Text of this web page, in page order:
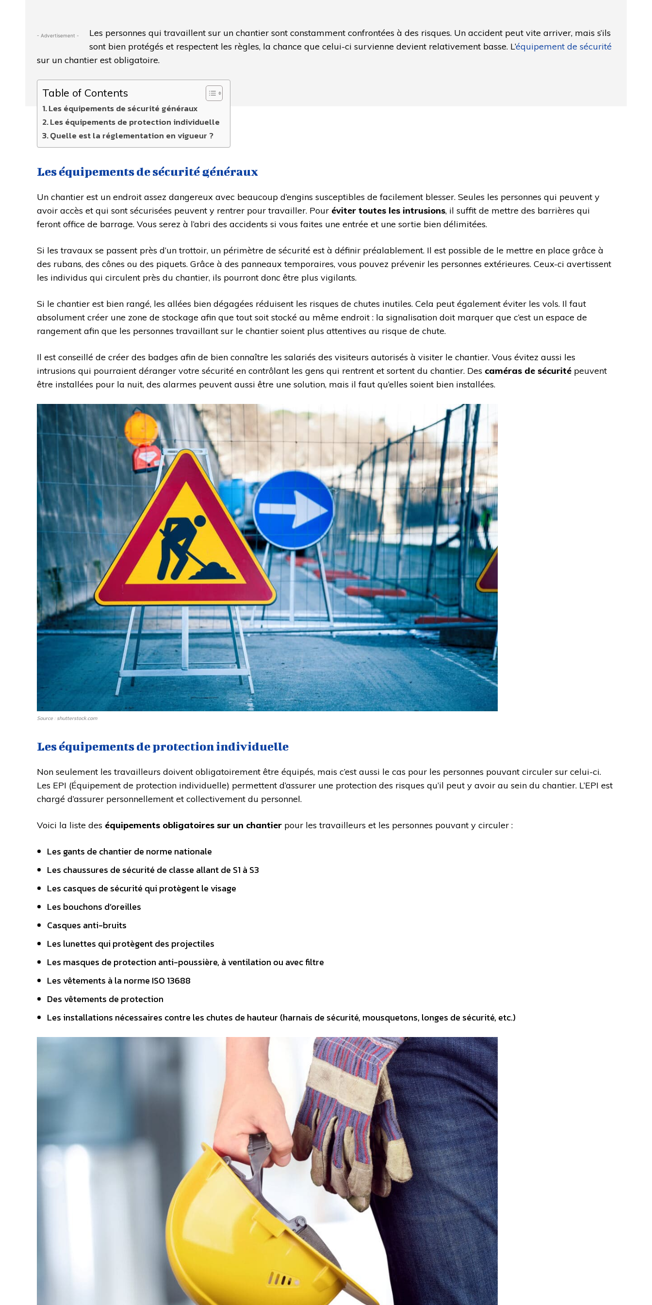
- Advertisement -
Les personnes qui travaillent sur un chantier sont constamment confrontées à des risques. Un accident peut vite arriver, mais s’ils
sont bien protégés et respectent les règles, la chance que celui-ci survienne devient relativement basse. L’équipement de sécurité
sur un chantier est obligatoire.
Table of Contents
Les équipements de sécurité généraux
Les équipements de protection individuelle
Quelle est la réglementation en vigueur ?
Les équipements de sécurité généraux
Un chantier est un endroit assez dangereux avec beaucoup d’engins susceptibles de facilement blesser. Seules les personnes qui peuvent y
avoir accès et qui sont sécurisées peuvent y rentrer pour travailler. Pour éviter toutes les intrusions, il suffit de mettre des barrières qui
feront office de barrage. Vous serez à l’abri des accidents si vous faites une entrée et une sortie bien délimitées.
Si les travaux se passent près d’un trottoir, un périmètre de sécurité est à définir préalablement. Il est possible de le mettre en place grâce à
des rubans, des cônes ou des piquets. Grâce à des panneaux temporaires, vous pouvez prévenir les personnes extérieures. Ceux-ci avertissent
les individus qui circulent près du chantier, ils pourront donc être plus vigilants.
Si le chantier est bien rangé, les allées bien dégagées réduisent les risques de chutes inutiles. Cela peut également éviter les vols. Il faut
absolument créer une zone de stockage afin que tout soit stocké au même endroit : la signalisation doit marquer que c’est un espace de
rangement afin que les personnes travaillant sur le chantier soient plus attentives au risque de chute.
Il est conseillé de créer des badges afin de bien connaître les salariés des visiteurs autorisés à visiter le chantier. Vous évitez aussi les
intrusions qui pourraient déranger votre sécurité en contrôlant les gens qui rentrent et sortent du chantier. Des caméras de sécurité peuvent
être installées pour la nuit, des alarmes peuvent aussi être une solution, mais il faut qu’elles soient bien installées.
Source : shutterstock.com
Les équipements de protection individuelle
Non seulement les travailleurs doivent obligatoirement être équipés, mais c’est aussi le cas pour les personnes pouvant circuler sur celui-ci.
Les EPI (Équipement de protection individuelle) permettent d’assurer une protection des risques qu’il peut y avoir au sein du chantier. L’EPI est
chargé d’assurer personnellement et collectivement du personnel.
Voici la liste des équipements obligatoires sur un chantier pour les travailleurs et les personnes pouvant y circuler :
Les gants de chantier de norme nationale
Les chaussures de sécurité de classe allant de S1 à S3
Les casques de sécurité qui protègent le visage
Les bouchons d’oreilles
Casques anti-bruits
Les lunettes qui protègent des projectiles
Les masques de protection anti-poussière, à ventilation ou avec filtre
Les vêtements à la norme ISO 13688
Des vêtements de protection
Les installations nécessaires contre les chutes de hauteur (harnais de sécurité, mousquetons, longes de sécurité, etc.)